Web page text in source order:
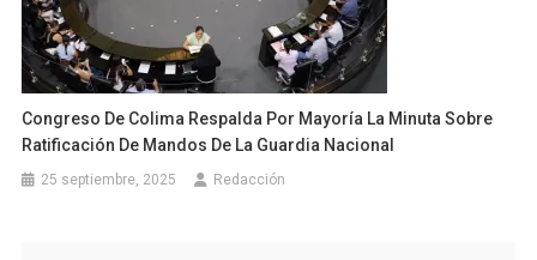
Congreso De Colima Respalda Por Mayoría La Minuta Sobre
Ratificación De Mandos De La Guardia Nacional
25 septiembre, 2025 Redacción